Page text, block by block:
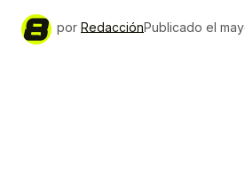
por RedacciónPublicado el